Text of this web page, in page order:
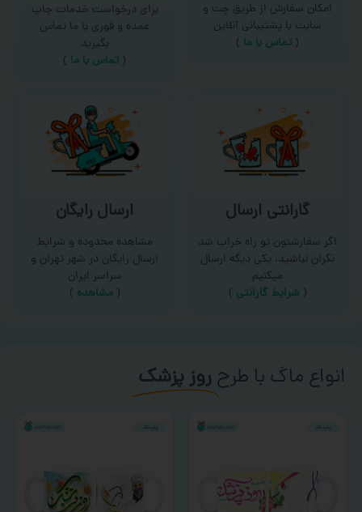
امکان سفارش از طریق چت و
سایت با پشتیبانی آنلاین
( تماس با ما‌ )
برای درخواست خدمات چاپ
عمده و فوری با ما تماس
بگیرید
( تماس با ما )
گارانتی ارسال
اگر سفارشتون تو راه خراب شد
نگران نباشید، یکی دیگه ارسال
میکنیم
( شرایط گارانتی )
ارسال رایگان
مشاهده محدوده و شرایط
ارسال رایگان در شهر تهران و
سراسر ایران
(مشاهده )
انواع ماگ با طرحروز پزشک